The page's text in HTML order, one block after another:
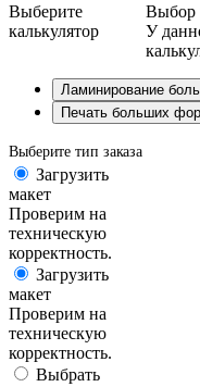
Выберите
калькулятор
Выбор
У
Ламинирование
Печать больших
Выберите тип заказа
Загрузить
макет
Проверим на
техническую
корректность.
Загрузить
макет
Проверим на
техническую
корректность.
Выбрать